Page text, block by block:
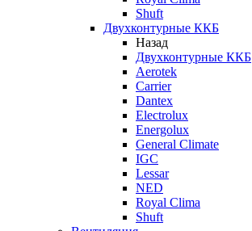
Shuft
Двухконтурные ККБ
Назад
Двухконтурные ККБ
Aerotek
Carrier
Dantex
Electrolux
Energolux
General Climate
IGC
Lessar
NED
Royal Clima
Shuft